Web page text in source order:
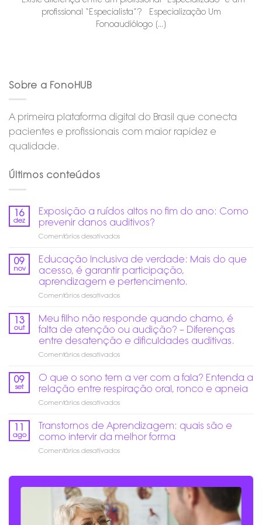
profissional “Especialista”? Especialização Um
Fonoaudiólogo [...]
Sobre a FonoHUB
A primeira plataforma digital do Brasil que conecta
pacientes e profissionais com maior rapidez e
qualidade.
Últimos conteúdos
16
dez
Exposição a ruídos altos no fim do ano: Como
prevenir danos auditivos?
Comentários desativadosem
ruídos
altos
no
fim
ano:
prevenir
danos
auditivos?
09
nov
Educação Inclusiva de verdade: Mais do que
acesso, é garantir participação,
aprendizagem e pertencimento.
Comentários desativadosem
Inclusiva
de
verdade:
Mais
do
acesso,
garantir
participação,
e
pertencimento.
13
out
Meu filho não responde quando chamo, é
falta de atenção ou audição? – Diferenças
entre desatenção e dificuldades auditivas.
Comentários desativadosem
não
responde
quando
é
falta
atenção
Diferenças
entre
desatenção
e
09
set
O que o sono tem a ver com a fala? Entenda a
relação entre respiração oral, ronco e apneia
Comentários desativadosem
o
sono
tem
fala?
Entenda
a
11
ago
Transtornos de Aprendizagem: quais são e
como intervir da melhor forma
Comentários desativadosem
quais
são
e
como